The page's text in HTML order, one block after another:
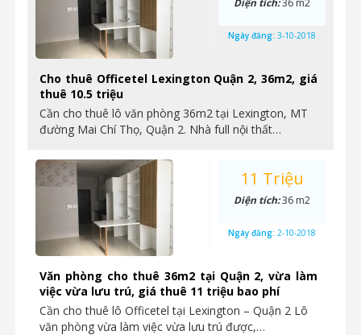
Cho thuê Officetel Lexington Quận 2, 36m2, giá
thuê 10.5 triệu
Cần cho thuê lô văn phòng 36m2 tại Lexington, MT
đường Mai Chí Thọ, Quận 2. Nhà full nội thất…
Diện tích:36 m2
Ngày đăng: 3-10-2018
Văn phòng cho thuê 36m2 tại Quận 2, vừa làm
việc vừa lưu trú, giá thuê 11 triệu bao phí
Cần cho thuê lô Officetel tại Lexington – Quận 2 Lô
văn phòng vừa làm việc vừa lưu trú được,…
11 Triệu
Diện tích:36 m2
Ngày đăng: 2-10-2018